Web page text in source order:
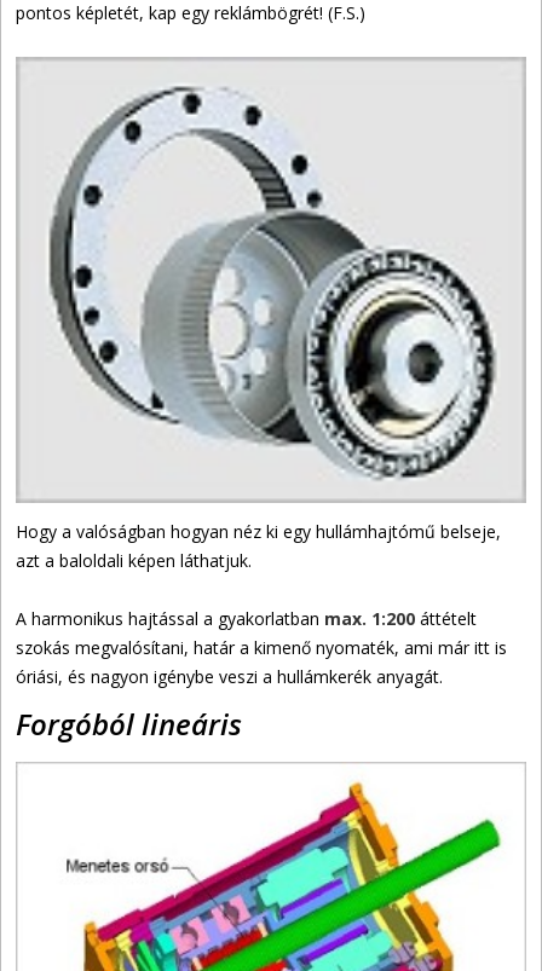
pontos képletét, kap egy reklámbögrét! (F.S.)
Hogy a valóságban hogyan néz ki egy hullámhajtómű belseje,
azt a baloldali képen láthatjuk.
A harmonikus hajtással a gyakorlatban max. 1:200 áttételt
szokás megvalósítani, határ a kimenő nyomaték, ami már itt is
óriási, és nagyon igénybe veszi a hullámkerék anyagát.
Forgóból lineáris